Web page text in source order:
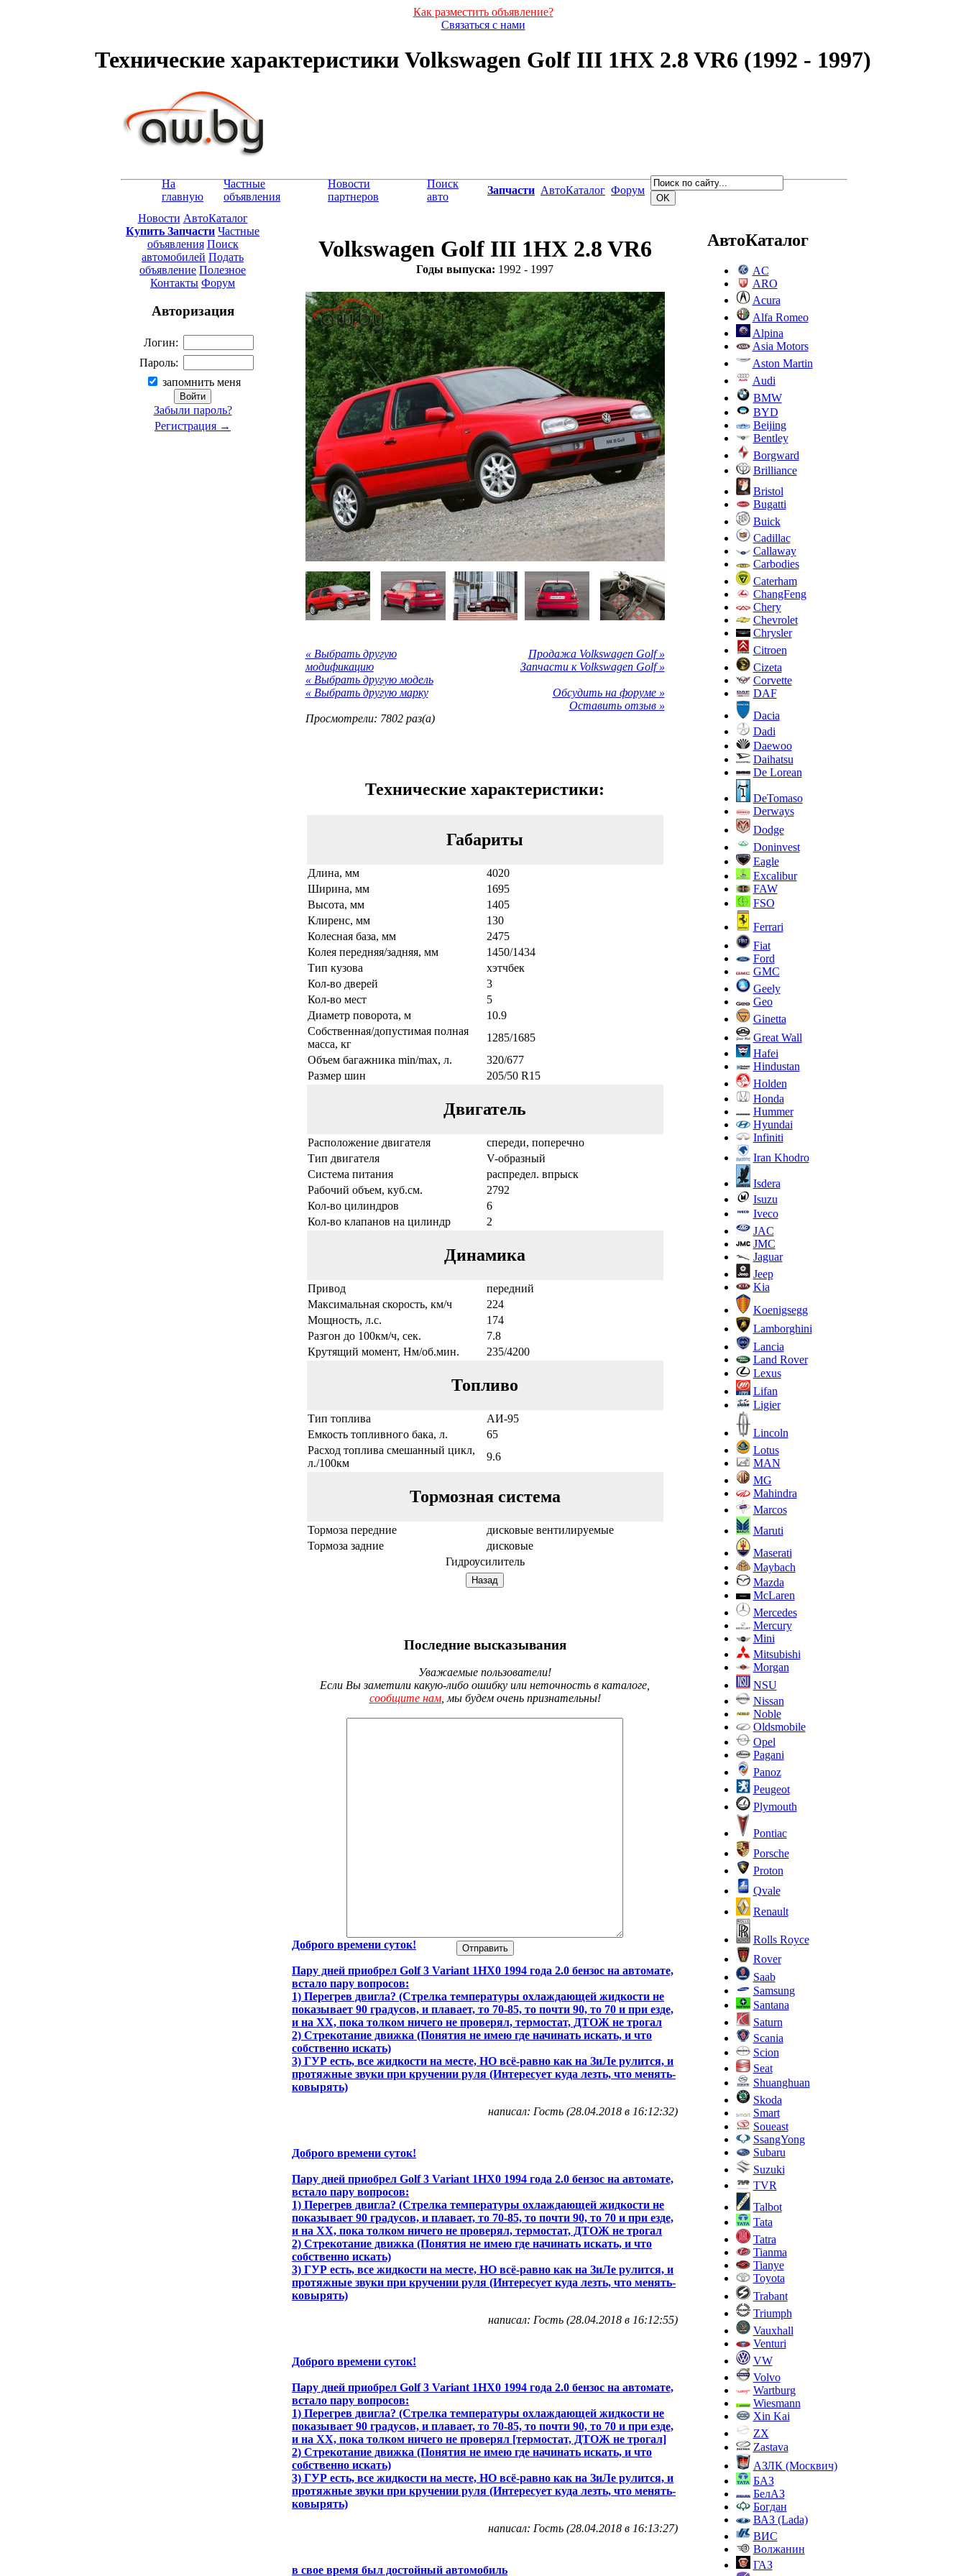
Как разместить объявление?
Связаться с нами
Технические характеристики Volkswagen Golf III 1HX 2.8 VR6 (1992 - 1997)
На
главную
Частные
объявления
Новости
партнеров
Поиск
авто
Запчасти АвтоКаталог Форум
Новости АвтоКаталог
Купить Запчасти Частные
объявления Поиск
автомобилей Подать
объявление Полезное
Контакты Форум
Авторизация
Логин:
Пароль:
запомнить меня
Забыли пароль?
Регистрация →
Volkswagen Golf III 1HX 2.8 VR6
Годы выпуска: 1992 - 1997
« Выбрать другую
модификацию
« Выбрать другую модель
« Выбрать другую марку
Просмотрели: 7802 раз(а)
Продажа Volkswagen Golf »
Запчасти к Volkswagen Golf »
Обсудить на форуме »
Оставить отзыв »
Технические характеристики:
Габариты
Длина, мм
4020
Ширина, мм
1695
Высота, мм
1405
Клиренс, мм
130
Колесная база, мм
2475
Колея передняя/задняя, мм
1450/1434
Тип кузова
хэтчбек
Кол-во дверей
3
Кол-во мест
5
Диаметр поворота, м
10.9
Собственная/допустимая полная
масса, кг
1285/1685
Объем багажника min/max, л.
320/677
Размер шин
205/50 R15
Двигатель
Расположение двигателя
спереди, поперечно
Тип двигателя
V-образный
Система питания
распредел. впрыск
Рабочий объем, куб.см.
2792
Кол-во цилиндров
6
Кол-во клапанов на цилиндр
2
Динамика
Привод
передний
Максимальная скорость, км/ч
224
Мощность, л.с.
174
Разгон до 100км/ч, сек.
7.8
Крутящий момент, Нм/об.мин.
235/4200
Топливо
Тип топлива
АИ-95
Емкость топливного бака, л.
65
Расход топлива смешанный цикл,
л./100км
9.6
Тормозная система
Тормоза передние
дисковые вентилируемые
Тормоза задние
дисковые
Гидроусилитель
Последние высказывания
Уважаемые пользователи!
Если Вы заметили какую-либо ошибку или неточность в каталоге,
сообщите нам, мы будем очень признательны!
Доброго времени суток!
Пару дней приобрел Golf 3 Variant 1НХ0 1994 года 2.0 бензос на автомате,
встало пару вопросов:
1) Перегрев двигла? (Стрелка температуры охлаждающей жидкости не
показывает 90 градусов, и плавает, то 70-85, то почти 90, то 70 и при езде,
и на ХХ, пока толком ничего не проверял, термостат, ДТОЖ не трогал
2) Стрекотание движка (Понятия не имею где начинать искать, и что
собственно искать)
3) ГУР есть, все жидкости на месте, НО всё-равно как на ЗиЛе рулится, и
протяжные звуки при кручении руля (Интересует куда лезть, что менять-
ковырять)
написал: Гость (28.04.2018 в 16:12:32)
Доброго времени суток!
Пару дней приобрел Golf 3 Variant 1НХ0 1994 года 2.0 бензос на автомате,
встало пару вопросов:
1) Перегрев двигла? (Стрелка температуры охлаждающей жидкости не
показывает 90 градусов, и плавает, то 70-85, то почти 90, то 70 и при езде,
и на ХХ, пока толком ничего не проверял, термостат, ДТОЖ не трогал
2) Стрекотание движка (Понятия не имею где начинать искать, и что
собственно искать)
3) ГУР есть, все жидкости на месте, НО всё-равно как на ЗиЛе рулится, и
протяжные звуки при кручении руля (Интересует куда лезть, что менять-
ковырять)
написал: Гость (28.04.2018 в 16:12:55)
Доброго времени суток!
Пару дней приобрел Golf 3 Variant 1НХ0 1994 года 2.0 бензос на автомате,
встало пару вопросов:
1) Перегрев двигла? (Стрелка температуры охлаждающей жидкости не
показывает 90 градусов, и плавает, то 70-85, то почти 90, то 70 и при езде,
и на ХХ, пока толком ничего не проверял [термостат, ДТОЖ не трогал]
2) Стрекотание движка (Понятия не имею где начинать искать, и что
собственно искать)
3) ГУР есть, все жидкости на месте, НО всё-равно как на ЗиЛе рулится, и
протяжные звуки при кручении руля (Интересует куда лезть, что менять-
ковырять)
написал: Гость (28.04.2018 в 16:13:27)
в свое время был достойный автомобиль
АвтоКаталог
AC
ARO
Acura
Alfa Romeo
Alpina
Asia Motors
Aston Martin
Audi
BMW
BYD
Beijing
Bentley
Borgward
Brilliance
Bristol
Bugatti
Buick
Cadillac
Callaway
Carbodies
Caterham
ChangFeng
Chery
Chevrolet
Chrysler
Citroen
Cizeta
Corvette
DAF
Dacia
Dadi
Daewoo
Daihatsu
De Lorean
DeTomaso
Derways
Dodge
Doninvest
Eagle
Excalibur
FAW
FSO
Ferrari
Fiat
Ford
GMC
Geely
Geo
Ginetta
Great Wall
Hafei
Hindustan
Holden
Honda
Hummer
Hyundai
Infiniti
Iran Khodro
Isdera
Isuzu
Iveco
JAC
JMC
Jaguar
Jeep
Kia
Koenigsegg
Lamborghini
Lancia
Land Rover
Lexus
Lifan
Ligier
Lincoln
Lotus
MAN
MG
Mahindra
Marcos
Maruti
Maserati
Maybach
Mazda
McLaren
Mercedes
Mercury
Mini
Mitsubishi
Morgan
NSU
Nissan
Noble
Oldsmobile
Opel
Pagani
Panoz
Peugeot
Plymouth
Pontiac
Porsche
Proton
Qvale
Renault
Rolls Royce
Rover
Saab
Samsung
Santana
Saturn
Scania
Scion
Seat
Shuanghuan
Skoda
Smart
Soueast
SsangYong
Subaru
Suzuki
TVR
Talbot
Tata
Tatra
Tianma
Tianye
Toyota
Trabant
Triumph
Vauxhall
Venturi
VW
Volvo
Wartburg
Wiesmann
Xin Kai
ZX
Zastava
АЗЛК (Москвич)
БАЗ
БелАЗ
Богдан
ВАЗ (Lada)
ВИС
Волжанин
ГАЗ